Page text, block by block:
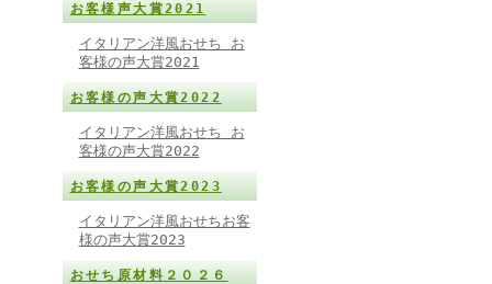
お客様声大賞2021
イタリアン洋風おせち お
客様の声大賞2021
お客様の声大賞2022
イタリアン洋風おせち お
客様の声大賞2022
お客様の声大賞2023
イタリアン洋風おせちお客
様の声大賞2023
おせち原材料２０２６